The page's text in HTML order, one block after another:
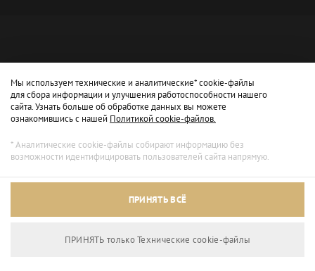
Архивный режим
Мы используем технические и аналитические* cookie-файлы
для сбора информации и улучшения работоспособности нашего
сайта. Узнать больше об обработке данных вы можете
ознакомившись с нашей Политикой cookie-файлов.
* Аналитические cookie-файлы собирают информацию без
возможности идентифицировать пользователей сайта напрямую.
ПРИНЯТЬ ВСЁ
ПРИНЯТЬ только Технические сookie-файлы